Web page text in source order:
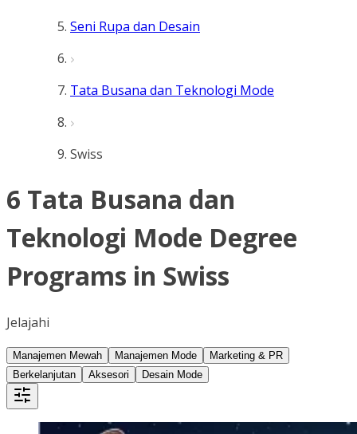
Seni Rupa dan Desain
Tata Busana dan Teknologi Mode
Swiss
6 Tata Busana dan
Teknologi Mode Degree
Programs in Swiss
Jelajahi
Manajemen Mewah Manajemen Mode
Marketing & PR
Berkelanjutan
Aksesori Desain Mode